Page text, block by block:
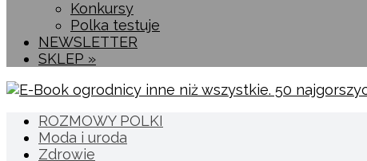
Konkursy
Polka testuje
NEWSLETTER
SKLEP »
ROZMOWY POLKI
Moda i uroda
Zdrowie